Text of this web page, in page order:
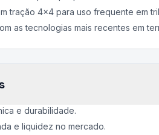
tração 4x4 para uso frequente em
as tecnologias mais recentes em
e durabilidade.
e liquidez no mercado.